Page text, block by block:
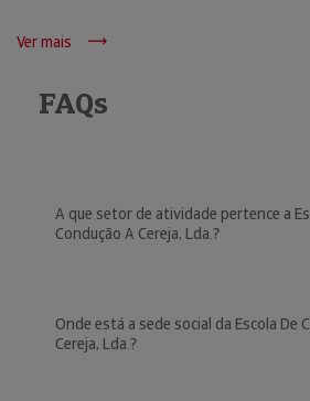
Ver mais
FAQs
A que setor de atividade pertence a
Condução A Cereja, Lda.?
Onde está a sede social da Escola De
Cereja, Lda.?